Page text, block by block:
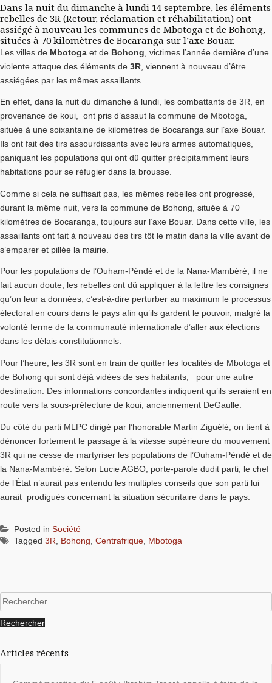
Dans la nuit du dimanche à lundi 14 septembre, les éléments
rebelles de 3R (Retour, réclamation et réhabilitation) ont
assiégé à nouveau les communes de Mbotoga et de Bohong,
situées à 70 kilomètres de Bocaranga sur l’axe Bouar.
Les villes de Mbotoga et de Bohong , victimes l’année dernière d’une
violente attaque des éléments de 3R , viennent à nouveau d’être
assiégées par les mêmes assaillants.
En effet, dans la nuit du dimanche à lundi, les combattants de 3R, en
provenance de koui, ont pris d’assaut la commune de Mbotoga,
située à une soixantaine de kilomètres de Bocaranga sur l’axe Bouar.
Ils ont fait des tirs assourdissants avec leurs armes automatiques,
paniquant les populations qui ont dû quitter précipitamment leurs
habitations pour se réfugier dans la brousse.
Comme si cela ne suffisait pas, les mêmes rebelles ont progressé,
durant la même nuit, vers la commune de Bohong, située à 70
kilomètres de Bocaranga, toujours sur l’axe Bouar. Dans cette ville, les
assaillants ont fait à nouveau des tirs tôt le matin dans la ville avant de
s’emparer et pillée la mairie.
Pour les populations de l’Ouham-Péndé et de la Nana-Mambéré, il ne
fait aucun doute, les rebelles ont dû appliquer à la lettre les consignes
qu’on leur a données, c’est-à-dire perturber au maximum le processus
électoral en cours dans le pays afin qu’ils gardent le pouvoir, malgré la
volonté ferme de la communauté internationale d’aller aux élections
dans les délais constitutionnels.
Pour l’heure, les 3R sont en train de quitter les localités de Mbotoga et
de Bohong qui sont déjà vidées de ses habitants, pour une autre
destination. Des informations concordantes indiquent qu’ils seraient en
route vers la sous-préfecture de koui, anciennement DeGaulle.
Du côté du parti MLPC dirigé par l’honorable Martin Ziguélé, on tient à
dénoncer fortement le passage à la vitesse supérieure du mouvement
3R qui ne cesse de martyriser les populations de l’Ouham-Péndé et de
la Nana-Mambéré. Selon Lucie AGBO, porte-parole dudit parti, le chef
de l’État n’aurait pas entendu les multiples conseils que son parti lui
aurait prodigués concernant la situation sécuritaire dans le pays.
Posted in Société
Tagged 3R, Bohong, Centrafrique, Mbotoga
Rechercher :
Articles récents